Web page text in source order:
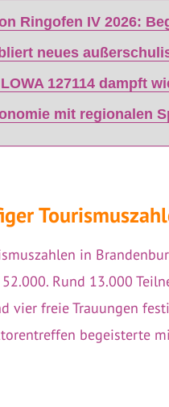
Ringofen IV 2026:
neues
127114 dampft
mit regionalen
in
Rund 13.000
vier freie Trauungen
begeisterte